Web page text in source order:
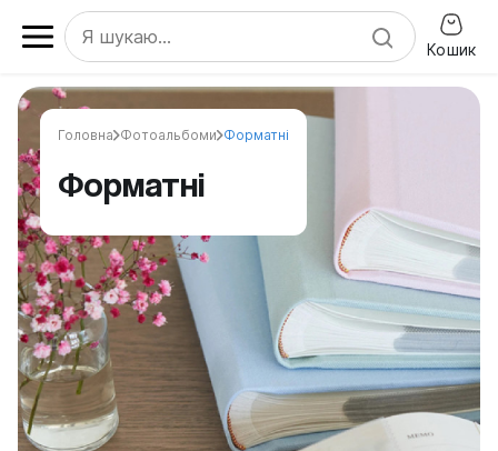
Кошик
Головна Фотоальбоми Форматні
Форматні